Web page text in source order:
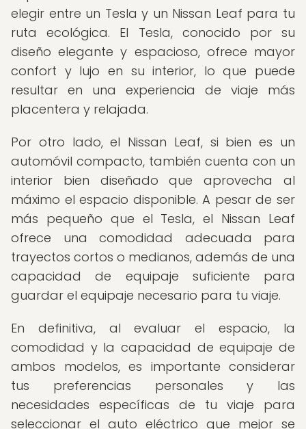
elegir entre un Tesla y un Nissan Leaf para tu
ruta ecológica. El Tesla, conocido por su
diseño elegante y espacioso, ofrece mayor
confort y lujo en su interior, lo que puede
resultar en una experiencia de viaje más
placentera y relajada.
Por otro lado, el Nissan Leaf, si bien es un
automóvil compacto, también cuenta con un
interior bien diseñado que aprovecha al
máximo el espacio disponible. A pesar de ser
más pequeño que el Tesla, el Nissan Leaf
ofrece una comodidad adecuada para
trayectos cortos o medianos, además de una
capacidad de equipaje suficiente para
guardar el equipaje necesario para tu viaje.
En definitiva, al evaluar el espacio, la
comodidad y la capacidad de equipaje de
ambos modelos, es importante considerar
tus preferencias personales y las
necesidades específicas de tu viaje para
seleccionar el auto eléctrico que mejor se